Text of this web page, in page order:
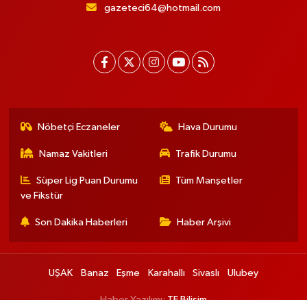
gazeteci64@hotmail.com
Nöbetçi Eczaneler Hava Durumu
Namaz Vakitleri Trafik Durumu
Süper Lig Puan Durumu
ve Fikstür
Tüm Manşetler
Son Dakika Haberleri Haber Arşivi
UŞAK Banaz Eşme Karahallı Sivaslı Ulubey